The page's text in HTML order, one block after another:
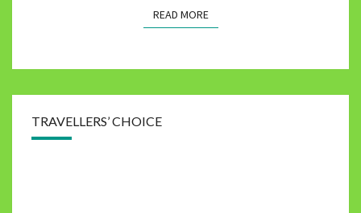
T
U
U
READ MOREREAD MORE
TRAVELLERS’ CHOICE